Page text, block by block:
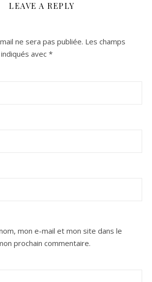
LEAVE A REPLY
ne sera pas publiée. Les champs
avec *
mon e-mail et mon site dans le
prochain commentaire.